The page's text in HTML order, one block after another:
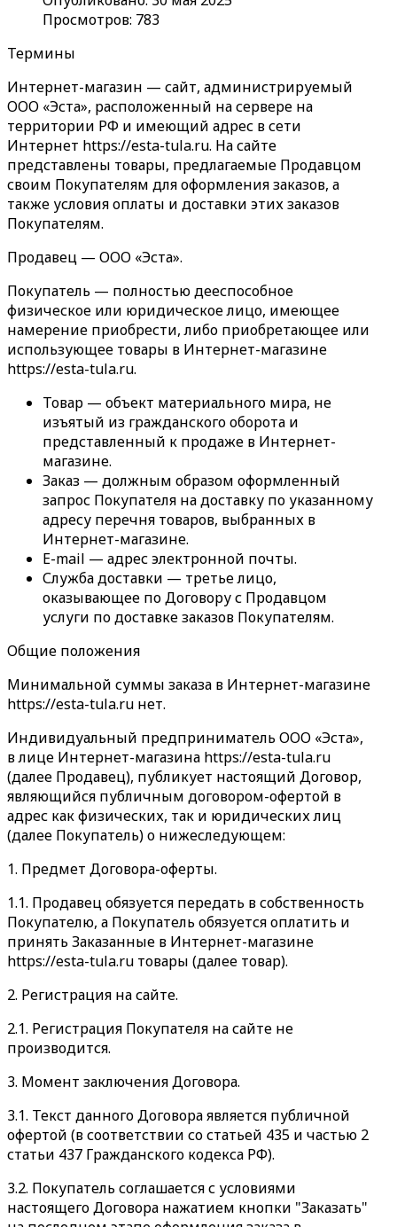
Просмотров: 783
Термины
Интернет-магазин — сайт, администрируемый
ООО «Эста», расположенный на сервере на
территории РФ и имеющий адрес в сети
Интернет https://esta-tula.ru. На сайте
представлены товары, предлагаемые Продавцом
своим Покупателям для оформления заказов, а
также условия оплаты и доставки этих заказов
Покупателям.
Продавец — ООО «Эста».
Покупатель — полностью дееспособное
физическое или юридическое лицо, имеющее
намерение приобрести, либо приобретающее или
использующее товары в Интернет-магазине
https://esta-tula.ru.
Товар — объект материального мира, не
изъятый из гражданского оборота и
представленный к продаже в Интернет-
магазине.
Заказ — должным образом оформленный
запрос Покупателя на доставку по указанному
адресу перечня товаров, выбранных в
Интернет-магазине.
E-mail — адрес электронной почты.
Служба доставки — третье лицо,
оказывающее по Договору с Продавцом
услуги по доставке заказов Покупателям.
Общие положения
Минимальной суммы заказа в Интернет-магазине
https://esta-tula.ru нет.
Индивидуальный предприниматель ООО «Эста»,
в лице Интернет-магазина https://esta-tula.ru
(далее Продавец), публикует настоящий Договор,
являющийся публичным договором-офертой в
адрес как физических, так и юридических лиц
(далее Покупатель) о нижеследующем:
1. Предмет Договора-оферты.
1.1. Продавец обязуется передать в собственность
Покупателю, а Покупатель обязуется оплатить и
принять Заказанные в Интернет-магазине
https://esta-tula.ru товары (далее товар).
2. Регистрация на сайте.
2.1. Регистрация Покупателя на сайте не
производится.
3. Момент заключения Договора.
3.1. Текст данного Договора является публичной
офертой (в соответствии со статьей 435 и частью 2
статьи 437 Гражданского кодекса РФ).
3.2. Покупатель соглашается с условиями
настоящего Договора нажатием кнопки "Заказать"